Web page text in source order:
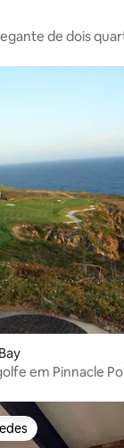
de dois
em Pinnacle
dos